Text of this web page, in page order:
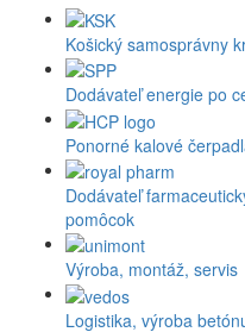
Košický samosprávny
Dodávateľ energie po
Ponorné kalové
Dodávateľ
pomôcok
Výroba, montáž, servis
Logistika, výroba